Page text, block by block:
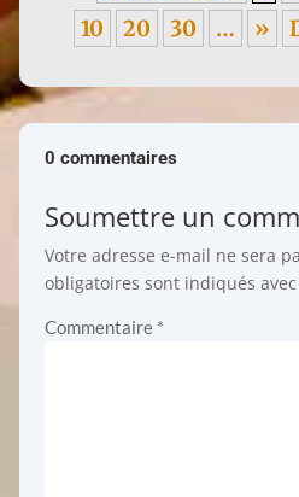
10
20 30 … »
0 commentaires
Soumettre un
Votre adresse e-mail ne sera
obligatoires sont indiqués avec
Commentaire *